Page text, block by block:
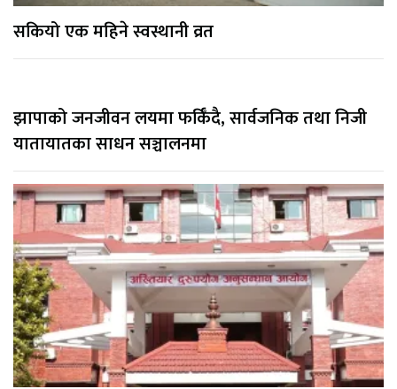
सकियो एक महिने स्वस्थानी व्रत
झापाको जनजीवन लयमा फर्किँदै, सार्वजनिक तथा निजी
यातायातका साधन सञ्चालनमा